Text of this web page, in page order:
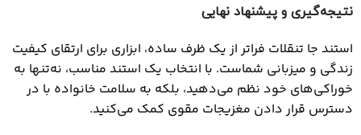
نتیجه‌گیری و پیشنهاد نهایی
استند جا تنقلات فراتر از یک ظرف ساده، ابزاری برای ارتقای کیفیت
زندگی و میزبانی شماست. با انتخاب یک استند مناسب، نه‌تنها به
خوراکی‌های خود نظم می‌دهید، بلکه به سلامت خانواده با در
دسترس قرار دادن مغزیجات مقوی کمک می‌کنید.